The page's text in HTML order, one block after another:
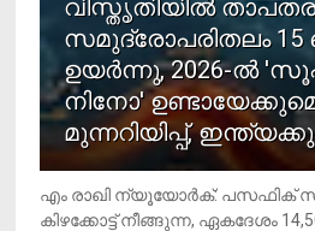
വിസ്തൃതിയില്‍
സമുദ്രോപരിതലം 15
ഉയര്‍ന്നു, 2026-ല്‍
നിനോ'
മുന്നറിയിപ്പ്,
എം രാഖി ന്യൂയോര്‍ക്: പസഫിക്
കിഴക്കോട്ട് നീങ്ങുന്ന, ഏകദേശം